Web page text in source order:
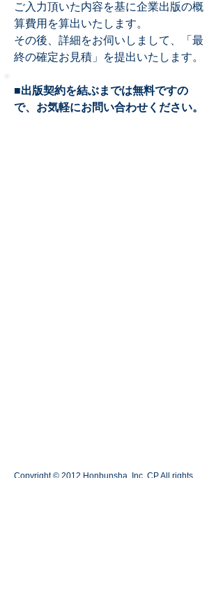
ご入力頂いた内容を基に企業出版の概
算費用を算出いたします。
その後、詳細をお伺いしまして、「最
終の確定お見積」を提出いたします。
​■出版契約を結ぶまでは無料ですの
で、お気軽にお問い合わせください。
Copyright © 2012 Honbunsha Inc. CP All rights